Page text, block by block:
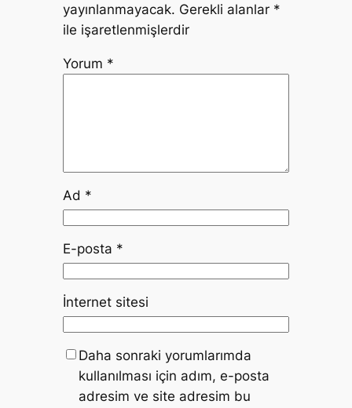
yayınlanmayacak. Gerekli alanlar *
ile işaretlenmişlerdir
Yorum *
Ad *
E-posta *
İnternet sitesi
Daha sonraki yorumlarımda
kullanılması için adım, e-posta
adresim ve site adresim bu